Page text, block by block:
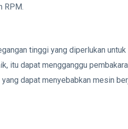
RPM.
tinggi yang diperlukan
itu dapat mengganggu
dapat menyebabkan mesin